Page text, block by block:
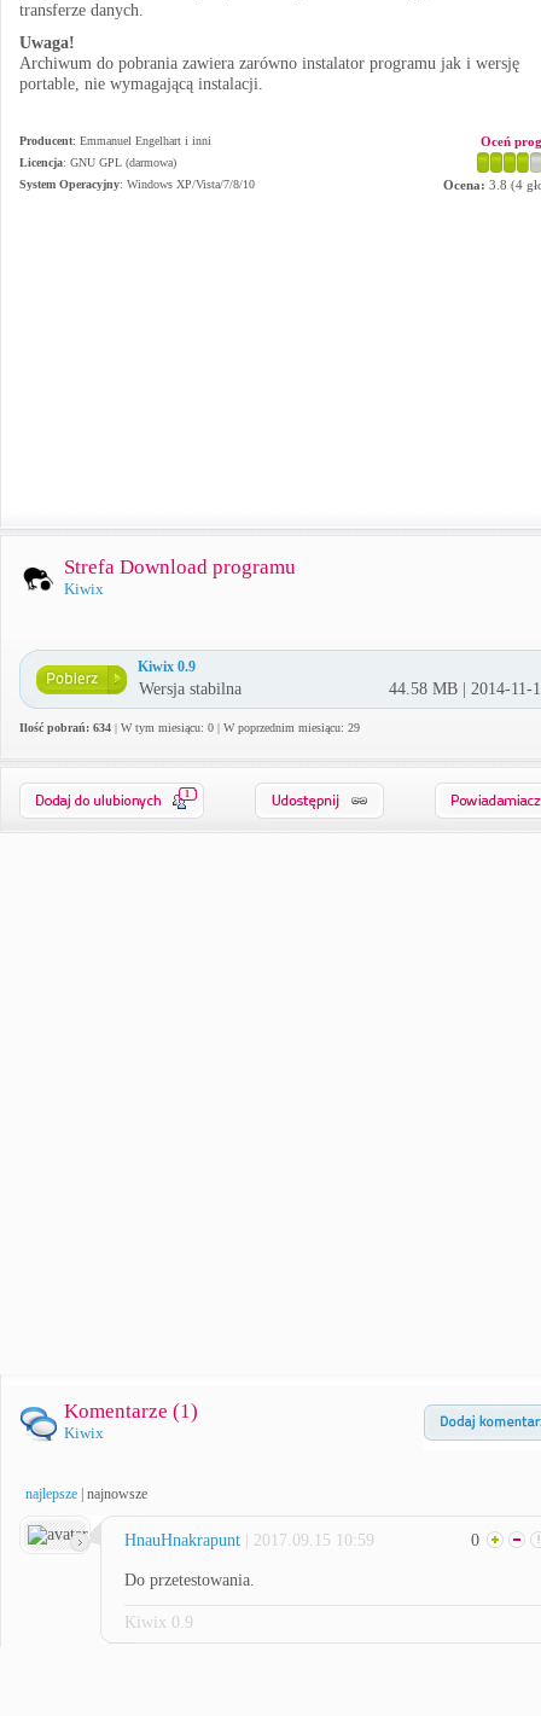
transferze danych.
Uwaga!
Archiwum do pobrania zawiera zarówno instalator programu jak i wersję
portable, nie wymagającą instalacji.
Producent: Emmanuel Engelhart i inni
Licencja: GNU GPL (darmowa)
System Operacyjny: Windows XP/Vista/7/8/10
Oceń
Ocena: 3.8 (4
Strefa Download programu
Kiwix
Kiwix 0.9
Wersja stabilna 44.58 MB | 2014-11-
Ilość pobrań: 634 | W tym miesiącu: 0 | W poprzednim miesiącu: 29
1
Komentarze (1)
Kiwix
najlepsze najnowsze
HnauHnakrapunt | 2017.09.15 10:59 0
Do przetestowania.
Kiwix 0.9